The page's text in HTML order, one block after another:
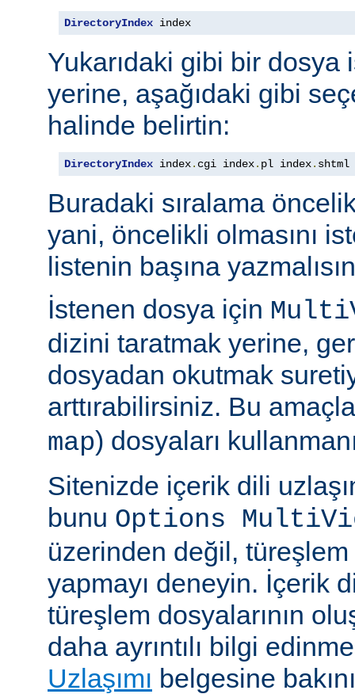
DirectoryIndex index
Yukarıdaki gibi bir dosya
yerine, aşağıdaki gibi
halinde belirtin:
DirectoryIndex index. cgi index. pl index. shtml
Buradaki sıralama
yani, öncelikli olmasını
listenin başına
İstenen dosya için
dizini taratmak yerine,
dosyadan okutmak
arttırabilirsiniz. Bu
map) dosyaları
Sitenizde içerik dili
bunu Options
üzerinden değil,
yapmayı deneyin. İçerik
türeşlem dosyalarının
daha ayrıntılı bilgi
Uzlaşımı belgesine